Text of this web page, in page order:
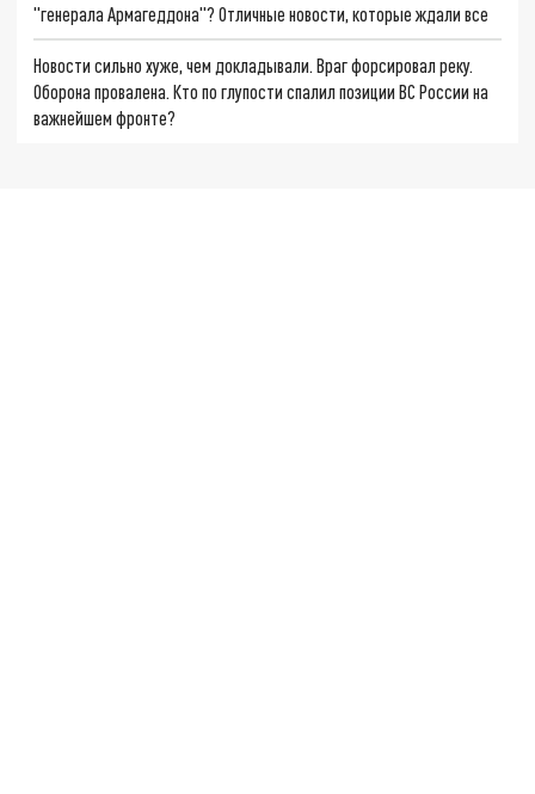
"генерала Армагеддона"? Отличные новости, которые ждали все
Новости сильно хуже, чем докладывали. Враг форсировал реку.
Оборона провалена. Кто по глупости спалил позиции ВС России на
важнейшем фронте?